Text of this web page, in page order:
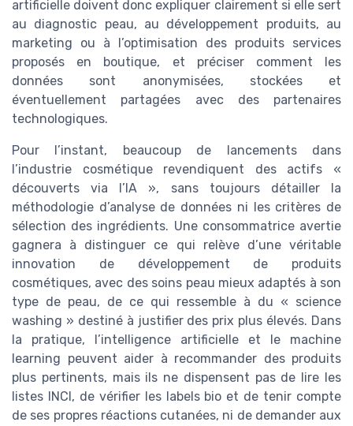
artificielle doivent donc expliquer clairement si elle sert
au diagnostic peau, au développement produits, au
marketing ou à l’optimisation des produits services
proposés en boutique, et préciser comment les
données sont anonymisées, stockées et
éventuellement partagées avec des partenaires
technologiques.
Pour l’instant, beaucoup de lancements dans
l’industrie cosmétique revendiquent des actifs «
découverts via l’IA », sans toujours détailler la
méthodologie d’analyse de données ni les critères de
sélection des ingrédients. Une consommatrice avertie
gagnera à distinguer ce qui relève d’une véritable
innovation de développement de produits
cosmétiques, avec des soins peau mieux adaptés à son
type de peau, de ce qui ressemble à du « science
washing » destiné à justifier des prix plus élevés. Dans
la pratique, l’intelligence artificielle et le machine
learning peuvent aider à recommander des produits
plus pertinents, mais ils ne dispensent pas de lire les
listes INCI, de vérifier les labels bio et de tenir compte
de ses propres réactions cutanées, ni de demander aux